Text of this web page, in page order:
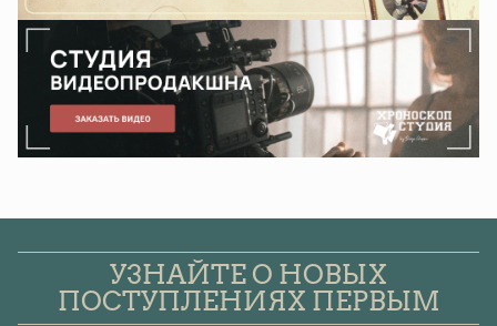
УЗНАЙТЕ О НОВЫХ
ПОСТУПЛЕНИЯХ ПЕРВЫМ